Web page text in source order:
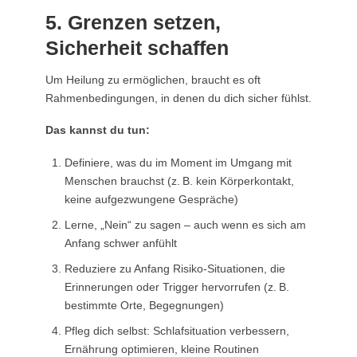
5. Grenzen setzen,
Sicherheit schaffen
Um Heilung zu ermöglichen, braucht es oft
Rahmenbedingungen, in denen du dich sicher fühlst.
Das kannst du tun:
Definiere, was du im Moment im Umgang mit
Menschen brauchst (z. B. kein Körperkontakt,
keine aufgezwungene Gespräche)
Lerne, „Nein“ zu sagen – auch wenn es sich am
Anfang schwer anfühlt
Reduziere zu Anfang Risiko-Situationen, die
Erinnerungen oder Trigger hervorrufen (z. B.
bestimmte Orte, Begegnungen)
Pfleg dich selbst: Schlafsituation verbessern,
Ernährung optimieren, kleine Routinen